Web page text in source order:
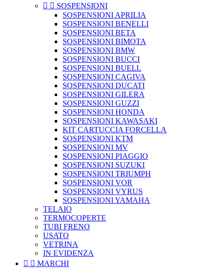
  SOSPENSIONI
SOSPENSIONI APRILIA
SOSPENSIONI BENELLI
SOSPENSIONI BETA
SOSPENSIONI BIMOTA
SOSPENSIONI BMW
SOSPENSIONI BUCCI
SOSPENSIONI BUELL
SOSPENSIONI CAGIVA
SOSPENSIONI DUCATI
SOSPENSIONI GILERA
SOSPENSIONI GUZZI
SOSPENSIONI HONDA
SOSPENSIONI KAWASAKI
KIT CARTUCCIA FORCELLA
SOSPENSIONI KTM
SOSPENSIONI MV
SOSPENSIONI PIAGGIO
SOSPENSIONI SUZUKI
SOSPENSIONI TRIUMPH
SOSPENSIONI VOR
SOSPENSIONI VYRUS
SOSPENSIONI YAMAHA
TELAIO
TERMOCOPERTE
TUBI FRENO
USATO
VETRINA
IN EVIDENZA
  MARCHI